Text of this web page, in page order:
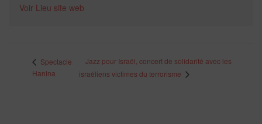
Voir Lieu site web
Spectacle
Hanina
Jazz pour Israël, concert de solidarité avec les
israéliens victimes du terrorisme